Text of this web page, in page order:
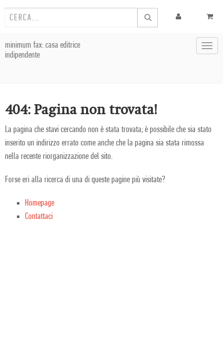
minimum fax: casa editrice
indipendente
404: Pagina non trovata!
La pagina che stavi cercando non è stata trovata; è possibile che sia stato
inserito un indirizzo errato come anche che la pagina sia stata rimossa
nella recente riorganizzazione del sito.
Forse eri alla ricerca di una di queste pagine più visitate?
Homepage
Contattaci